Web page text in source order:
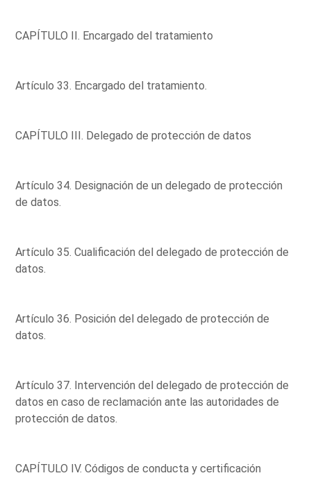
CAPÍTULO II. Encargado del tratamiento
Artículo 33. Encargado del tratamiento.
CAPÍTULO III. Delegado de protección de datos
Artículo 34. Designación de un delegado de protección
de datos.
Artículo 35. Cualificación del delegado de protección de
datos.
Artículo 36. Posición del delegado de protección de
datos.
Artículo 37. Intervención del delegado de protección de
datos en caso de reclamación ante las autoridades de
protección de datos.
CAPÍTULO IV. Códigos de conducta y certificación